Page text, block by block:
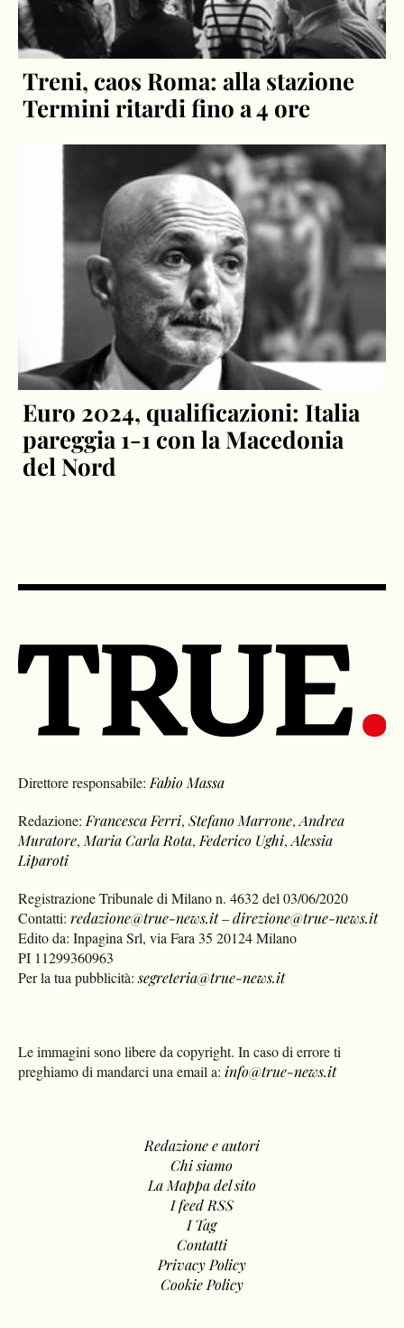
Treni, caos Roma: alla stazione
Termini ritardi fino a 4 ore
Euro 2024, qualificazioni: Italia
pareggia 1-1 con la Macedonia
del Nord
Direttore responsabile:Fabio Massa
Redazione:Francesca Ferri,Stefano Marrone,Andrea
Muratore,Maria Carla Rota,Federico Ughi,Alessia
Liparoti
Registrazione Tribunale di Milano n. 4632 del 03/06/2020
Contatti:redazione@true-news.it–direzione@true-news.it
Edito da: Inpagina Srl, via Fara 35 20124 Milano
PI 11299360963
Per la tua pubblicità:segreteria@true-news.it
Le immagini sono libere da copyright. In caso di errore ti
preghiamo di mandarci una email a: info@true-news.it
Redazione e autori
Chi siamo
La Mappa del sito
I feed RSS
I Tag
Contatti
Privacy Policy
Cookie Policy